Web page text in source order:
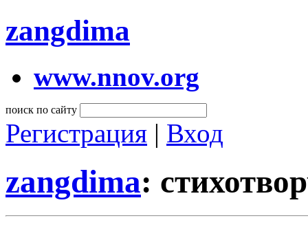
zangdima
www.nnov.org
поиск по сайту
Регистрация | Вход
zangdima: